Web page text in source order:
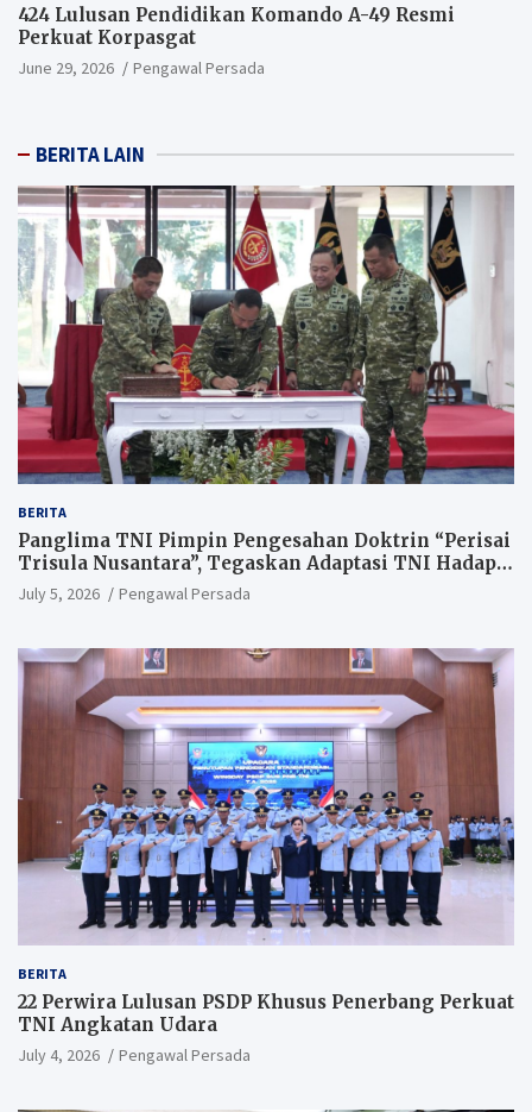
424 Lulusan Pendidikan Komando A-49 Resmi
Perkuat Korpasgat
June 29, 2026 Pengawal Persada
BERITA LAIN
BERITA
Panglima TNI Pimpin Pengesahan Doktrin “Perisai
Trisula Nusantara”, Tegaskan Adaptasi TNI Hadapi
Perang Modern
July 5, 2026 Pengawal Persada
BERITA
22 Perwira Lulusan PSDP Khusus Penerbang Perkuat
TNI Angkatan Udara
July 4, 2026 Pengawal Persada